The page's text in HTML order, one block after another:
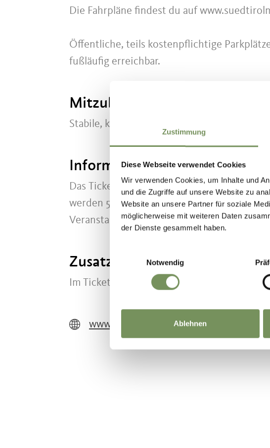
Zustimmung
Diese Webseite verwendet Cookies
Wir verwenden Cookies, um Inhalte und
und die Zugriffe auf unsere Website zu
Website an unsere Partner für soziale
möglicherweise mit weiteren Daten
der Dienste gesammelt haben.
Notwendig
Ablehnen
Die Fahrpläne findest du auf
Öffentliche, teils kostenpflichtige
fußläufig erreichbar.
Mitzubringen
Stabile, knöchelhohe Wanderschuhe,
Informationen zur
Das Ticket kann bis zu 2 Tage vor der
werden 50 Prozent vom Ticketpreis
Veranstaltung und bei Nichterscheinen
Zusatzinfo
Im Ticket inkludiert sind Führung, Busticket
www.schenna.com